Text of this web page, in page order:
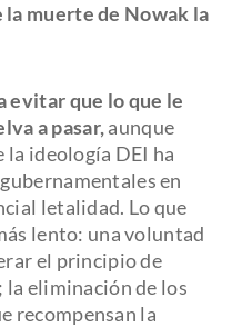
la muerte de Nowak la
evitar que lo que le
a pasar,aunque
la ideología DEI ha
en
letalidad. Lo que
lento: una voluntad
el principio de
eliminación de los
recompensan la